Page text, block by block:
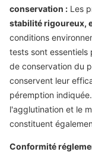
conservation : Les
stabilité rigoureux,
conditions
tests sont essentiels
de conservation du
conservent leur
péremption
l'agglutination et le
constituent
Conformité